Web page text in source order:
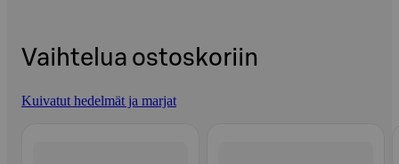
Vaihtelua ostoskoriin
Kuivatut hedelmät ja marjat